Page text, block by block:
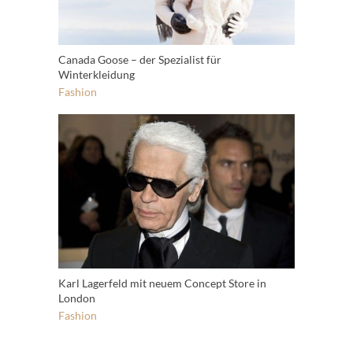
Canada Goose – der Spezialist für
Winterkleidung
Fashion
Karl Lagerfeld mit neuem Concept Store in
London
Fashion